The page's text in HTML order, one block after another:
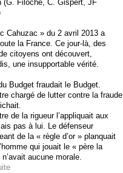
(G. Filoche, C. Gispert, JF
Cahuzac » du 2 avril 2013 a
la France. Ce jour-là, des
citoyens ont découvert,
une insupportable vérité.
Budget fraudait le Budget.
chargé de lutter contre la fraude
de la rigueur l’appliquait aux
pas à lui. Le défenseur
de la « règle d’or » planquait
qui jouait le « père la
aucune morale.